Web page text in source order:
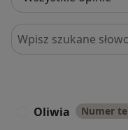
Szukaj w opiniach
Oliwia Numer